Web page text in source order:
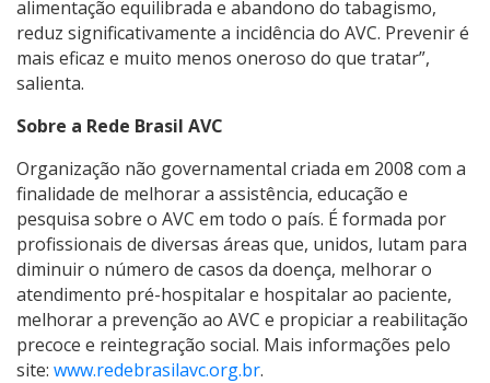
alimentação equilibrada e abandono do tabagismo,
reduz significativamente a incidência do AVC. Prevenir é
mais eficaz e muito menos oneroso do que tratar”,
salienta.
Sobre a Rede Brasil AVC
Organização não governamental criada em 2008 com a
finalidade de melhorar a assistência, educação e
pesquisa sobre o AVC em todo o país. É formada por
profissionais de diversas áreas que, unidos, lutam para
diminuir o número de casos da doença, melhorar o
atendimento pré-hospitalar e hospitalar ao paciente,
melhorar a prevenção ao AVC e propiciar a reabilitação
precoce e reintegração social. Mais informações pelo
site: www.redebrasilavc.org.br.